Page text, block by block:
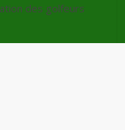
des golfeurs